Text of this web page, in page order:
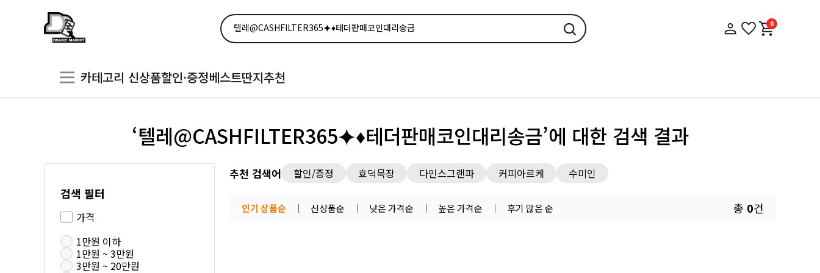
0
카테고리 신상품할인·증정베스트딴지추천
‘텔레@CASHFILTER365⯌♦테더판매코인대리송금’에 대한 검색 결과
검색 필터
가격
1만원 이하
1만원 ~ 3만원
3만원 ~ 20만원
추천 검색어 할인/증정 효덕목장 다인스그랜파 커피아르케 수미인
인기 상품순 신상품순 낮은 가격순 높은 가격순 후기 많은 순 총 0건